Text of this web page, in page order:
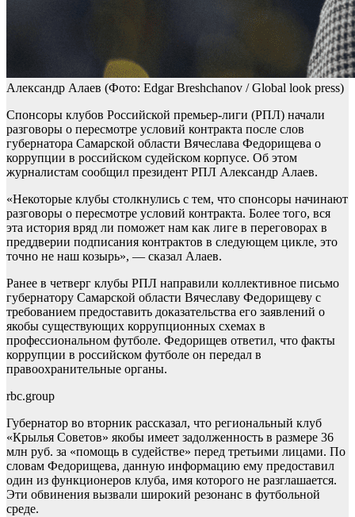
Александр Алаев (Фото: Edgar Breshchanov / Global look press)
Спонсоры клубов Российской премьер-лиги (РПЛ) начали
разговоры о пересмотре условий контракта после слов
губернатора Самарской области Вячеслава Федорищева о
коррупции в российском судейском корпусе. Об этом
журналистам сообщил президент РПЛ Александр Алаев.
«Некоторые клубы столкнулись с тем, что спонсоры начинают
разговоры о пересмотре условий контракта. Более того, вся
эта история вряд ли поможет нам как лиге в переговорах в
преддверии подписания контрактов в следующем цикле, это
точно не наш козырь», — сказал Алаев.
Ранее в четверг клубы РПЛ направили коллективное письмо
губернатору Самарской области Вячеславу Федорищеву с
требованием предоставить доказательства его заявлений о
якобы существующих коррупционных схемах в
профессиональном футболе. Федорищев ответил, что факты
коррупции в российском футболе он передал в
правоохранительные органы.
rbc.group
Губернатор во вторник рассказал, что региональный клуб
«Крылья Советов» якобы имеет задолженность в размере 36
млн руб. за «помощь в судействе» перед третьими лицами. По
словам Федорищева, данную информацию ему предоставил
один из функционеров клуба, имя которого не разглашается.
Эти обвинения вызвали широкий резонанс в футбольной
среде.